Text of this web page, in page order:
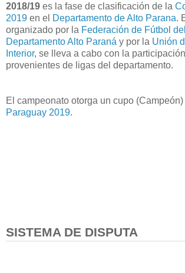
2018/19 es la fase de clasificación de la
2019 en el Departamento de Alto Parana.
organizado por la Federación de Fútbol
Departamento Alto Paraná y por la Unión
Interior, se lleva a cabo con la
provenientes de ligas del departamento.
El campeonato otorga un cupo
Paraguay 2019.
SISTEMA DE DISPUTA